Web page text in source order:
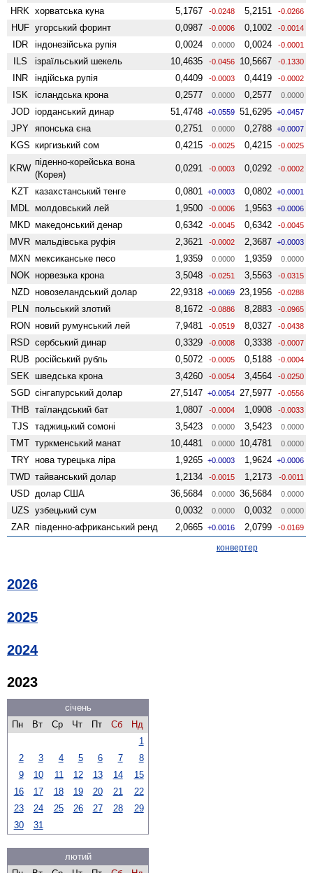
HRK хорватська куна 5,1767 -0.0248 5,2151 -0.0266
HUF угорський форинт 0,0987 -0.0006 0,1002 -0.0014
IDR індонезійська рупія 0,0024 0.0000 0,0024 -0.0001
ILS ізраїльський шекель 10,4635 -0.0456 10,5667 -0.1330
INR індійська рупія 0,4409 -0.0003 0,4419 -0.0002
ISK ісландська крона 0,2577 0.0000 0,2577 0.0000
JOD іорданський динар 51,4748 +0.0559 51,6295 +0.0457
JPY японська єна 0,2751 0.0000 0,2788 +0.0007
KGS киргизький сом 0,4215 -0.0025 0,4215 -0.0025
KRW
піденно-корейська вона
(Корея)
0,0291 -0.0003 0,0292 -0.0002
KZT казахстанський тенге 0,0801 +0.0003 0,0802 +0.0001
MDL молдовський лей 1,9500 -0.0006 1,9563 +0.0006
MKD македонський денар 0,6342 -0.0045 0,6342 -0.0045
MVR мальдівська руфія 2,3621 -0.0002 2,3687 +0.0003
MXN мексиканське песо 1,9359 0.0000 1,9359 0.0000
NOK норвезька крона 3,5048 -0.0251 3,5563 -0.0315
NZD ново­зеландський долар 22,9318 +0.0069 23,1956 -0.0288
PLN польський злотий 8,1672 -0.0886 8,2883 -0.0965
RON новий румунський лей 7,9481 -0.0519 8,0327 -0.0438
RSD сербський динар 0,3329 -0.0008 0,3338 -0.0007
RUB російський рубль 0,5072 -0.0005 0,5188 -0.0004
SEK шведська крона 3,4260 -0.0054 3,4564 -0.0250
SGD сінгапурський долар 27,5147 +0.0054 27,5977 -0.0556
THB таїландський бат 1,0807 -0.0004 1,0908 -0.0033
TJS таджицький сомоні 3,5423 0.0000 3,5423 0.0000
TMT туркменський манат 10,4481 0.0000 10,4781 0.0000
TRY нова турецька ліра 1,9265 +0.0003 1,9624 +0.0006
TWD тайванський долар 1,2134 -0.0015 1,2173 -0.0011
USD долар США 36,5684 0.0000 36,5684 0.0000
UZS узбецький сум 0,0032 0.0000 0,0032 0.0000
ZAR південно-африканський ренд 2,0665 +0.0016 2,0799 -0.0169
конвертер
2026
2025
2024
2023
січень
Пн
Вт Ср Чт Пт Сб
Нд
1
2
3 4 5 6 7
8
9
10 11 12 13 14
15
16
17 18 19 20 21
22
23
24 25 26 27 28
29
30
31
лютий